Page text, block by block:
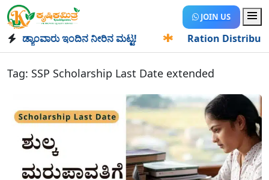
JOIN US
ಇಂದಿನ ನೀರಿನ ಮಟ್ಟ! Ration Distribution-
Tag: SSP Scholarship Last Date extended